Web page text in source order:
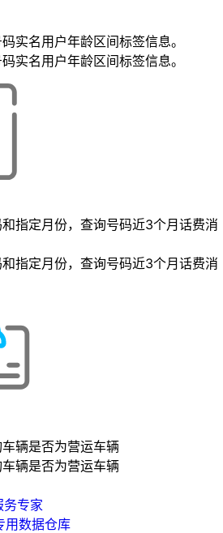
实名用户年龄区间标签信息。
实名用户年龄区间标签信息。
指定月份，查询号码近3个月话费消
指定月份，查询号码近3个月话费消
辆是否为营运车辆
辆是否为营运车辆
务专家
用数据仓库